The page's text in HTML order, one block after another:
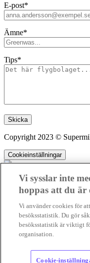
E-post*
Ämne*
Tips*
Lämna detta fält tomt.
Copyright 2023 ©
Cookieinställningar
ideella redaktion drivit
och granskningar. Nu vill
1231368703
Vi sysslar inte
hoppas att du
Vi använder cookies för
besöksstatistik. Du gör
besöksstatistik är viktigt
organisation.
Cookie-